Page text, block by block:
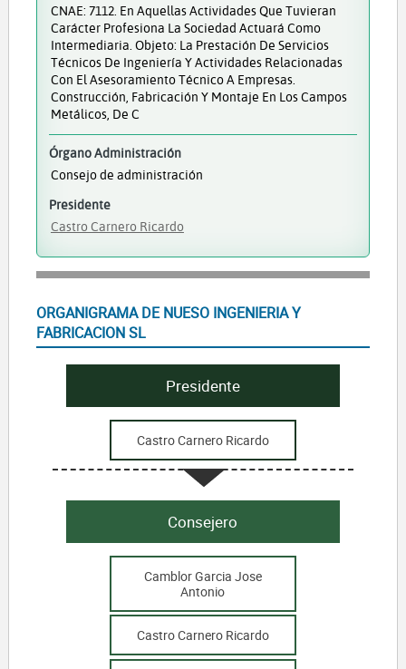
CNAE: 7112. En Aquellas Actividades Que Tuvieran
Carácter Profesiona La Sociedad Actuará Como
Intermediaria. Objeto: La Prestación De Servicios
Técnicos De Ingeniería Y Actividades Relacionadas
Con El Asesoramiento Técnico A Empresas.
Construcción, Fabricación Y Montaje En Los Campos
Metálicos, De C
Órgano Administración
Consejo de administración
Presidente
Castro Carnero Ricardo
ORGANIGRAMA DE NUESO INGENIERIA Y
FABRICACION SL
Presidente
Castro Carnero Ricardo
Consejero
Camblor Garcia Jose
Antonio
Castro Carnero Ricardo